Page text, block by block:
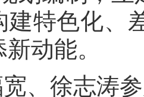
建特色化、
动能。
、徐志涛